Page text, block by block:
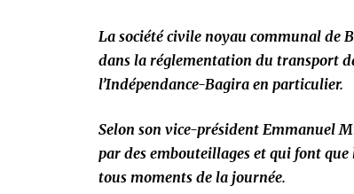
La société civile noyau communal de
dans la réglementation du transport
l’Indépendance-Bagira en particulier.
Selon son vice-président Emmanuel
par des embouteillages et qui font que
tous moments de la journée.